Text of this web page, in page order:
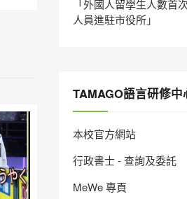
「外國人留學生人數首
人員進駐市役所」
TAMAGO語言研修
本校官方網站
行政書士 - 查詢及委託
MeWe 專頁